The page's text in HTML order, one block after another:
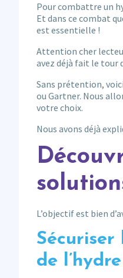
Pour combattre un
Et dans ce combat
est essentielle !
Attention cher
avez déjà fait le tour
Sans prétention,
ou Gartner. Nous
votre choix.
Nous avons déjà
L’objectif est bien
Sécuriser
de